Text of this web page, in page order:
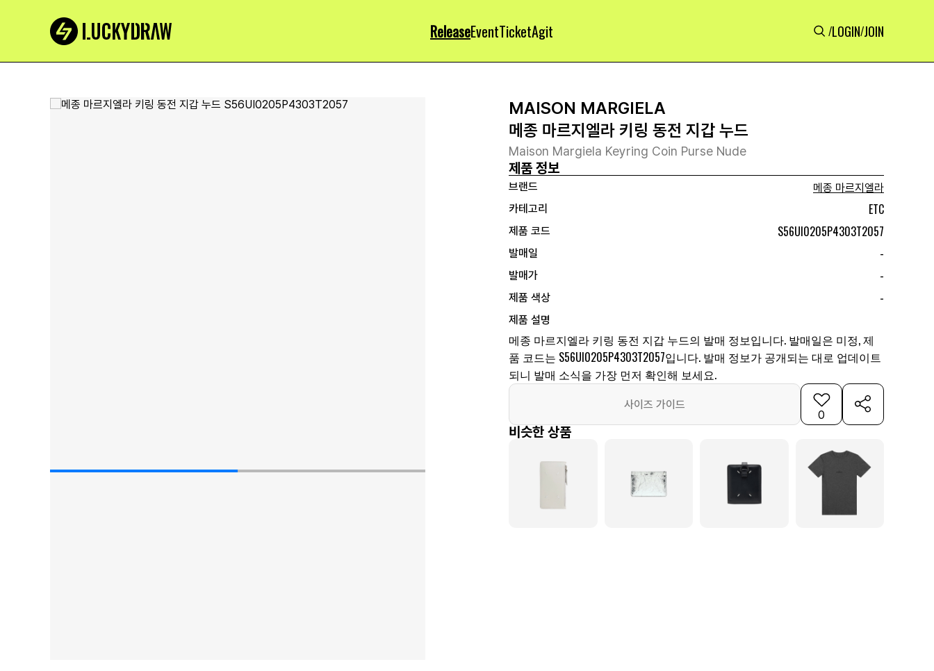
ReleaseEventTicketAgit /LOGIN/JOIN
MAISON MARGIELA
메종 마르지엘라 키링 동전 지갑 누드
Maison Margiela Keyring Coin Purse Nude
제품 정보
브랜드
메종 마르지엘라
카테고리
ETC
제품 코드 S56UI0205P4303T2057
발매일 -
발매가 -
제품 색상 -
제품 설명
메종 마르지엘라 키링 동전 지갑 누드의 발매 정보입니다. 발매일은 미정, 제
품 코드는 S56UI0205P4303T2057입니다. 발매 정보가 공개되는 대로 업데이트
되니 발매 소식을 가장 먼저 확인해 보세요.
사이즈 가이드
0
비슷한 상품